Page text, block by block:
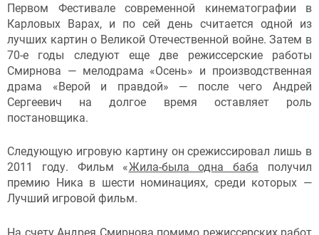
Первом Фестивале современной кинематографии в
Карловых Варах, и по сей день считается одной из
лучших картин о Великой Отечественной войне. Затем в
70-е годы следуют еще две режиссерские работы
Смирнова — мелодрама «Осень» и производственная
драма «Верой и правдой» — после чего Андрей
Сергеевич на долгое время оставляет роль
постановщика.
Следующую игровую картину он срежиссировал лишь в
2011 году. Фильм «Жила-была одна баба получил
премию Ника в шести номинациях, среди которых —
Лучший игровой фильм.